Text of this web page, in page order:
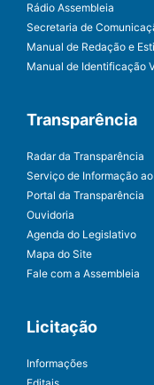
Rádio Assembleia
Secretaria de
Manual de Redação e
Manual de Identificação
Transparência
Radar da Transparência
Serviço de Informação
Portal da Transparência
Ouvidoria
Agenda do Legislativo
Mapa do Site
Fale com a Assembleia
Licitação
Informações